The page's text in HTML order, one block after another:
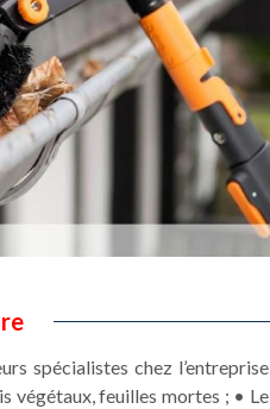
spécialistes chez l’entreprise
végétaux, feuilles mortes ; • Le